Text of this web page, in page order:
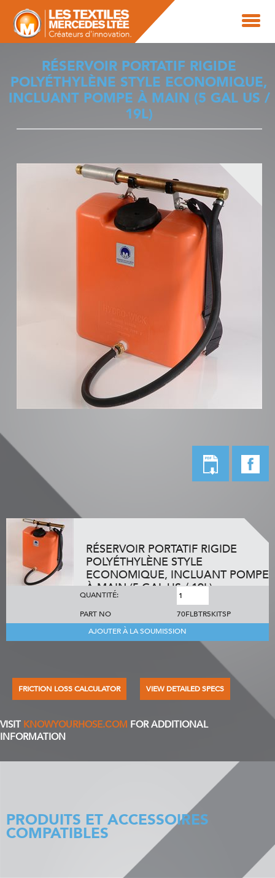
RÉSERVOIR PORTATIF RIGIDE
POLYÉTHYLÈNE STYLE ECONOMIQUE,
INCLUANT POMPE À MAIN (5 GAL US /
19L)
RÉSERVOIR PORTATIF RIGIDE
POLYÉTHYLÈNE STYLE
ECONOMIQUE, INCLUANT POMPE
À MAIN (5 GAL US / 19L)
QUANTITÉ:
PART NO
70FLBTR5KITSP
AJOUTER À LA SOUMISSION
FRICTION LOSS CALCULATOR VIEW DETAILED SPECS
VISIT KNOWYOURHOSE.COM FOR ADDITIONAL
INFORMATION
PRODUITS ET ACCESSOIRES
COMPATIBLES